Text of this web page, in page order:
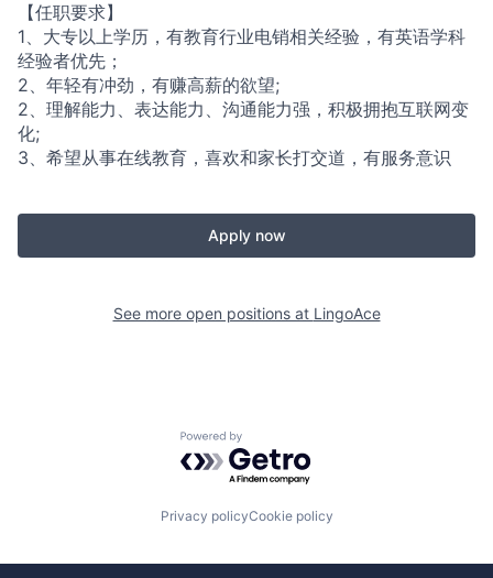
【任职要求】
1、大专以上学历，有教育行业电销相关经验，有英语学科
经验者优先；
2、年轻有冲劲，有赚高薪的欲望;
2、理解能力、表达能力、沟通能力强，积极拥抱互联网变
化;
3、希望从事在线教育，喜欢和家长打交道，有服务意识
Apply now
See more open positions at LingoAce
Powered by Getro.com
Privacy policyCookie policy